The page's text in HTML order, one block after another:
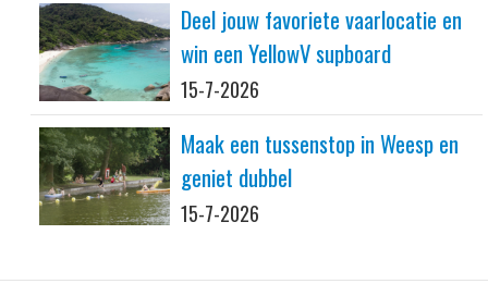
Deel jouw favoriete vaarlocatie en
win een YellowV supboard
15-7-2026
Maak een tussenstop in Weesp en
geniet dubbel
15-7-2026